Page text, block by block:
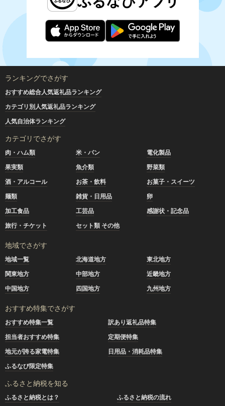
ランキングでさがす
おすすめ総合人気返礼品ランキング
カテゴリ別人気返礼品ランキング
人気自治体ランキング
カテゴリでさがす
肉・ハム類 米・パン
電化製品
果実類
魚介類
野菜類
酒・アルコール
お茶・飲料
お菓子・スイーツ
麺類
雑貨・日用品
卵
加工食品
工芸品
感謝状・記念品
旅行・チケット
セット類 その他
地域でさがす
地域一覧 北海道地方
東北地方
関東地方
中部地方
近畿地方
中国地方
四国地方 九州地方
おすすめ特集でさがす
おすすめ特集一覧
訳あり返礼品特集
担当者おすすめ特集
定期便特集
地元が誇る家電特集
日用品・消耗品特集
ふるなび限定特集
ふるさと納税を知る
ふるさと納税とは？
ふるさと納税の流れ